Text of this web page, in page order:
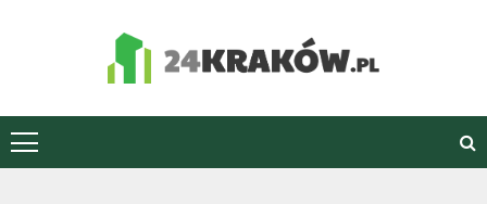
24Kraków.pl